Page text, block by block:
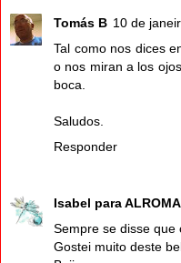
Tomás B 10 de
Tal como nos dices
o nos miran a los
boca.
Saludos.
Responder
Isabel para
Sempre se disse que
Gostei muito deste